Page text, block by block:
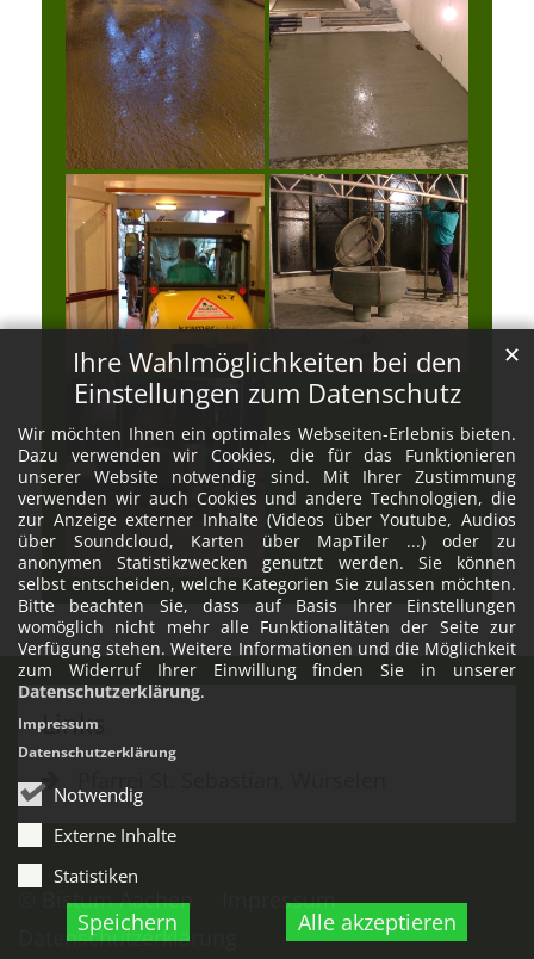
Ihre Wahlmöglichkeiten bei den
Einstellungen zum Datenschutz
Wir möchten Ihnen ein optimales Webseiten-Erlebnis bieten.
Dazu verwenden wir Cookies, die für das Funktionieren
unserer Website notwendig sind. Mit Ihrer Zustimmung
verwenden wir auch Cookies und andere Technologien, die
zur Anzeige externer Inhalte (Videos über Youtube, Audios
über Soundcloud, Karten über MapTiler ...) oder zu
anonymen Statistikzwecken genutzt werden. Sie können
selbst entscheiden, welche Kategorien Sie zulassen möchten.
Bitte beachten Sie, dass auf Basis Ihrer Einstellungen
womöglich nicht mehr alle Funktionalitäten der Seite zur
Verfügung stehen. Weitere Informationen und die Möglichkeit
zum Widerruf Ihrer Einwillung finden Sie in unserer
Datenschutzerklärung.
Notwendig
Externe Inhalte
Statistiken
Speichern Alle akzeptieren
✕
Impressum
Datenschutzerklärung
Links
Pfarrei St. Sebastian, Würselen
© Bistum Aachen
Impressum
Datenschutzerklärung